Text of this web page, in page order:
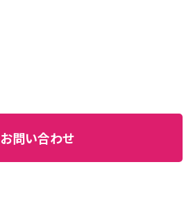
お問い合わせ